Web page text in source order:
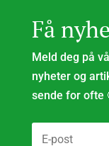
Få
Meld deg på
nyheter og
sende for ofte